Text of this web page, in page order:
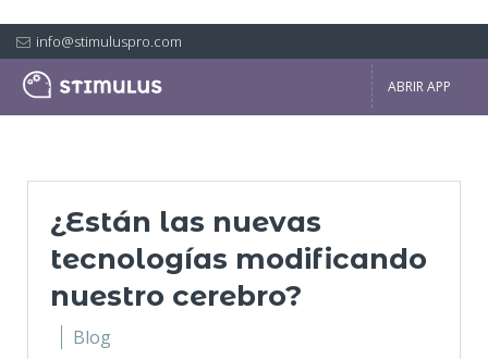
info@stimuluspro.com
ABRIR APP
¿Están las nuevas
tecnologías modificando
nuestro cerebro?
Blog